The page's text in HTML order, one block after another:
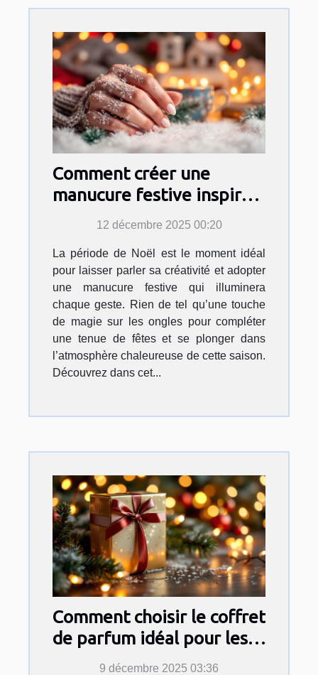
Comment créer une
manucure festive inspirée
par l'esprit de Noël ?
12 décembre 2025 00:20
La période de Noël est le moment idéal
pour laisser parler sa créativité et adopter
une manucure festive qui illuminera
chaque geste. Rien de tel qu’une touche
de magie sur les ongles pour compléter
une tenue de fêtes et se plonger dans
l’atmosphère chaleureuse de cette saison.
Découvrez dans cet...
Comment choisir le coffret
de parfum idéal pour les
fêtes ?9 décembre 2025 03:36